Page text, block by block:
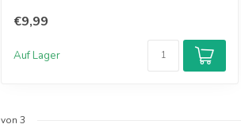
€9,99
Auf Lager
von 3